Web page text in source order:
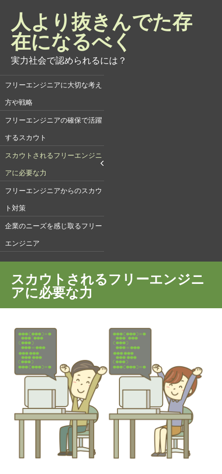
人より抜きんでた存
在になるべく
実力社会で認められるには？
フリーエンジニアに大切な考え
方や戦略
フリーエンジニアの確保で活躍
するスカウト
スカウトされるフリーエンジニ
アに必要な力
フリーエンジニアからのスカウ
ト対策
企業のニーズを感じ取るフリー
エンジニア
スカウトされるフリーエンジニ
アに必要な力